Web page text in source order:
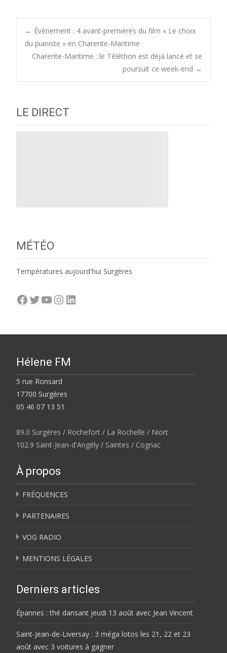
Post
navigation
← Évènement : 4 avant-premières du film « Le choix
du pianiste » en Charente-Maritime
Charente-Maritime : le Téléthon est déjà lancé et se
poursuit ce week-end →
LE DIRECT
MÉTÉO
Températures aujourd'hui Surgères
Facebook
Twitter
YouTube
Instagram
LinkedIn
Hélene FM
5 rue Ronsard
17700 Surgères
05 46 07 13 51
89.0 Surgères / Rochefort / La Rochelle / Niort
102.9 Saint-Jean-d'Angély / Saintes / Cognac
À propos
FRÉQUENCES
PARTENAIRES
VOG RADIO
MENTIONS LÉGALES
Derniers articles
Épannes : thé dansant jeudi 13 août avec Jean Vincent
Saint-Jean-de-Liversay : 3 méga lotos les 21, 22 et 23
août avec 3 voitures à gagner